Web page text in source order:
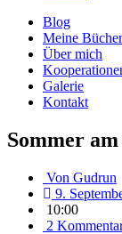
Blog
Meine Bücher
Über mich
Galerie
Kontakt
Sommer
Von Gudrun
9.
10:00
2